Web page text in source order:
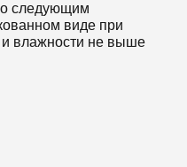
следующим
виде при
и влажности не выше